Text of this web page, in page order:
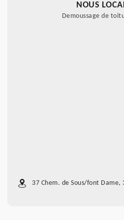
NOUS
Demoussage de
37 Chem. de Sous/font Dame,